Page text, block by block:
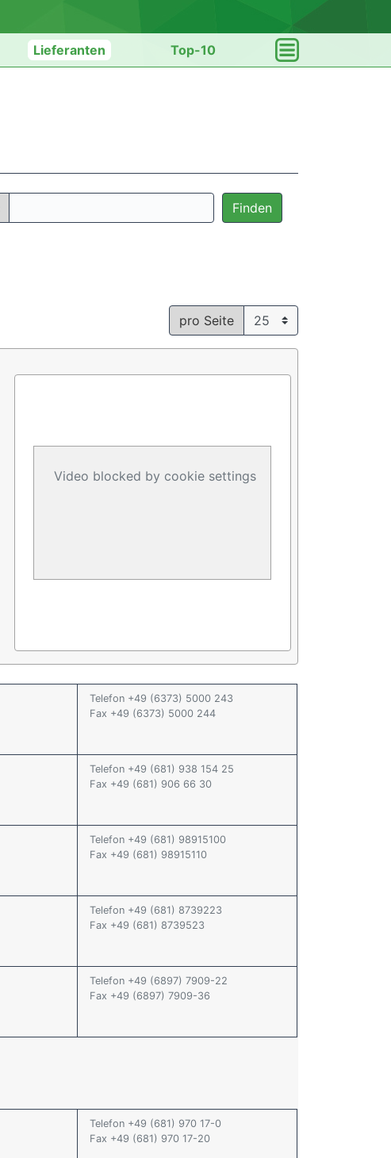
Lieferanten Top-10
Finden
pro Seite
Video blocked by cookie settings
Telefon +49 (6373) 5000 243
Fax +49 (6373) 5000 244
Telefon +49 (681) 938 154 25
Fax +49 (681) 906 66 30
Telefon +49 (681) 98915100
Fax +49 (681) 98915110
Telefon +49 (681) 8739223
Fax +49 (681) 8739523
Telefon +49 (6897) 7909-22
Fax +49 (6897) 7909-36
Telefon +49 (681) 970 17-0
Fax +49 (681) 970 17-20